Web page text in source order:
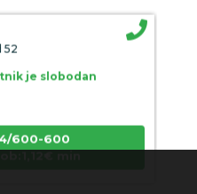
52
je slobodan
600-600
min